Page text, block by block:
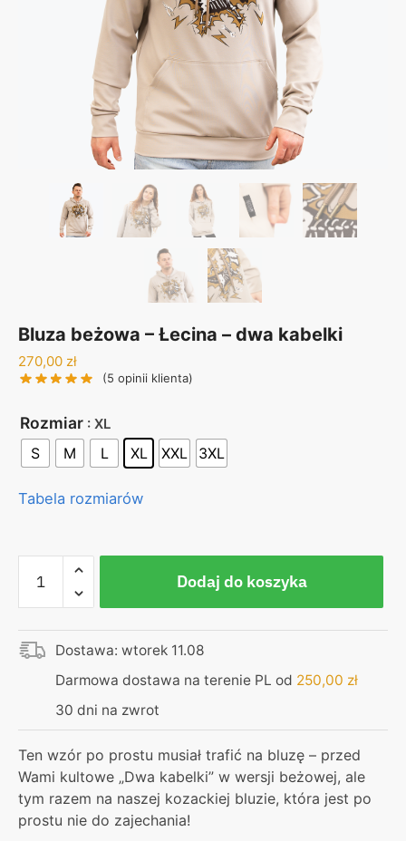
Bluza beżowa – Łecina – dwa kabelki
270,00 zł
(5 opinii klienta)
Rozmiar : XL
S M L XL XXL 3XL
Tabela rozmiarów
Bluza
beżowa
–
Łecina
kabelki
Dodaj do koszyka
Dostawa: wtorek 11.08
Darmowa dostawa na terenie PL od 250,00 zł
30 dni na zwrot
Ten wzór po prostu musiał trafić na bluzę – przed
Wami kultowe „Dwa kabelki” w wersji beżowej, ale
tym razem na naszej kozackiej bluzie, która jest po
prostu nie do zajechania!